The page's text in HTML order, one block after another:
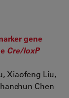
gene
Cre/loxP
Xiaofeng Liu,
Chen